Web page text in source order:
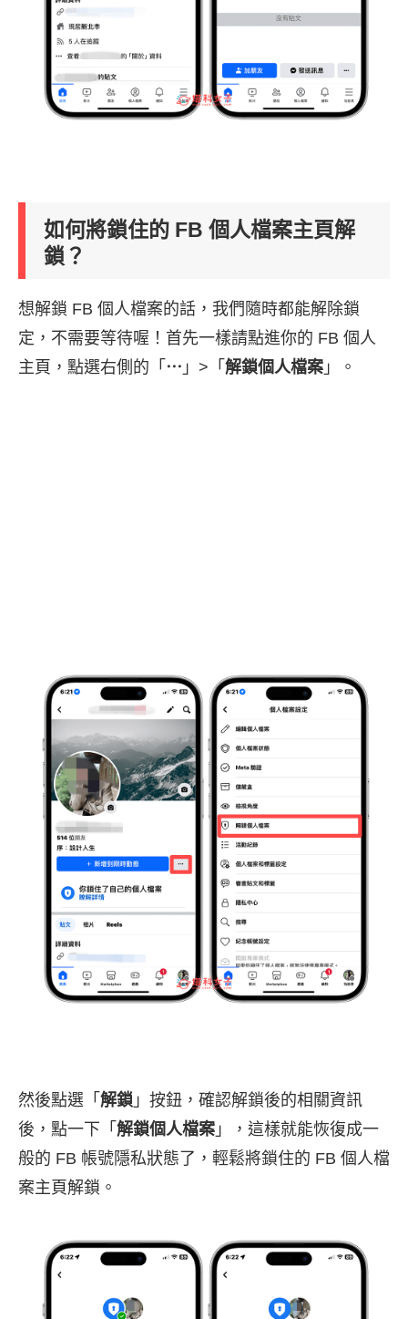
如何將鎖住的 FB 個人檔案主頁解
鎖？
想解鎖 FB 個人檔案的話，我們隨時都能解除鎖
定，不需要等待喔！首先一樣請點進你的 FB 個人
主頁，點選右側的「 ⋯ 」>「 解鎖個人檔案 」。
然後點選「 解鎖 」按鈕，確認解鎖後的相關資訊
後，點一下「 解鎖個人檔案 」，這樣就能恢復成一
般的 FB 帳號隱私狀態了，輕鬆將鎖住的 FB 個人檔
案主頁解鎖。